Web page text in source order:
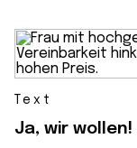
Text
Ja, wir